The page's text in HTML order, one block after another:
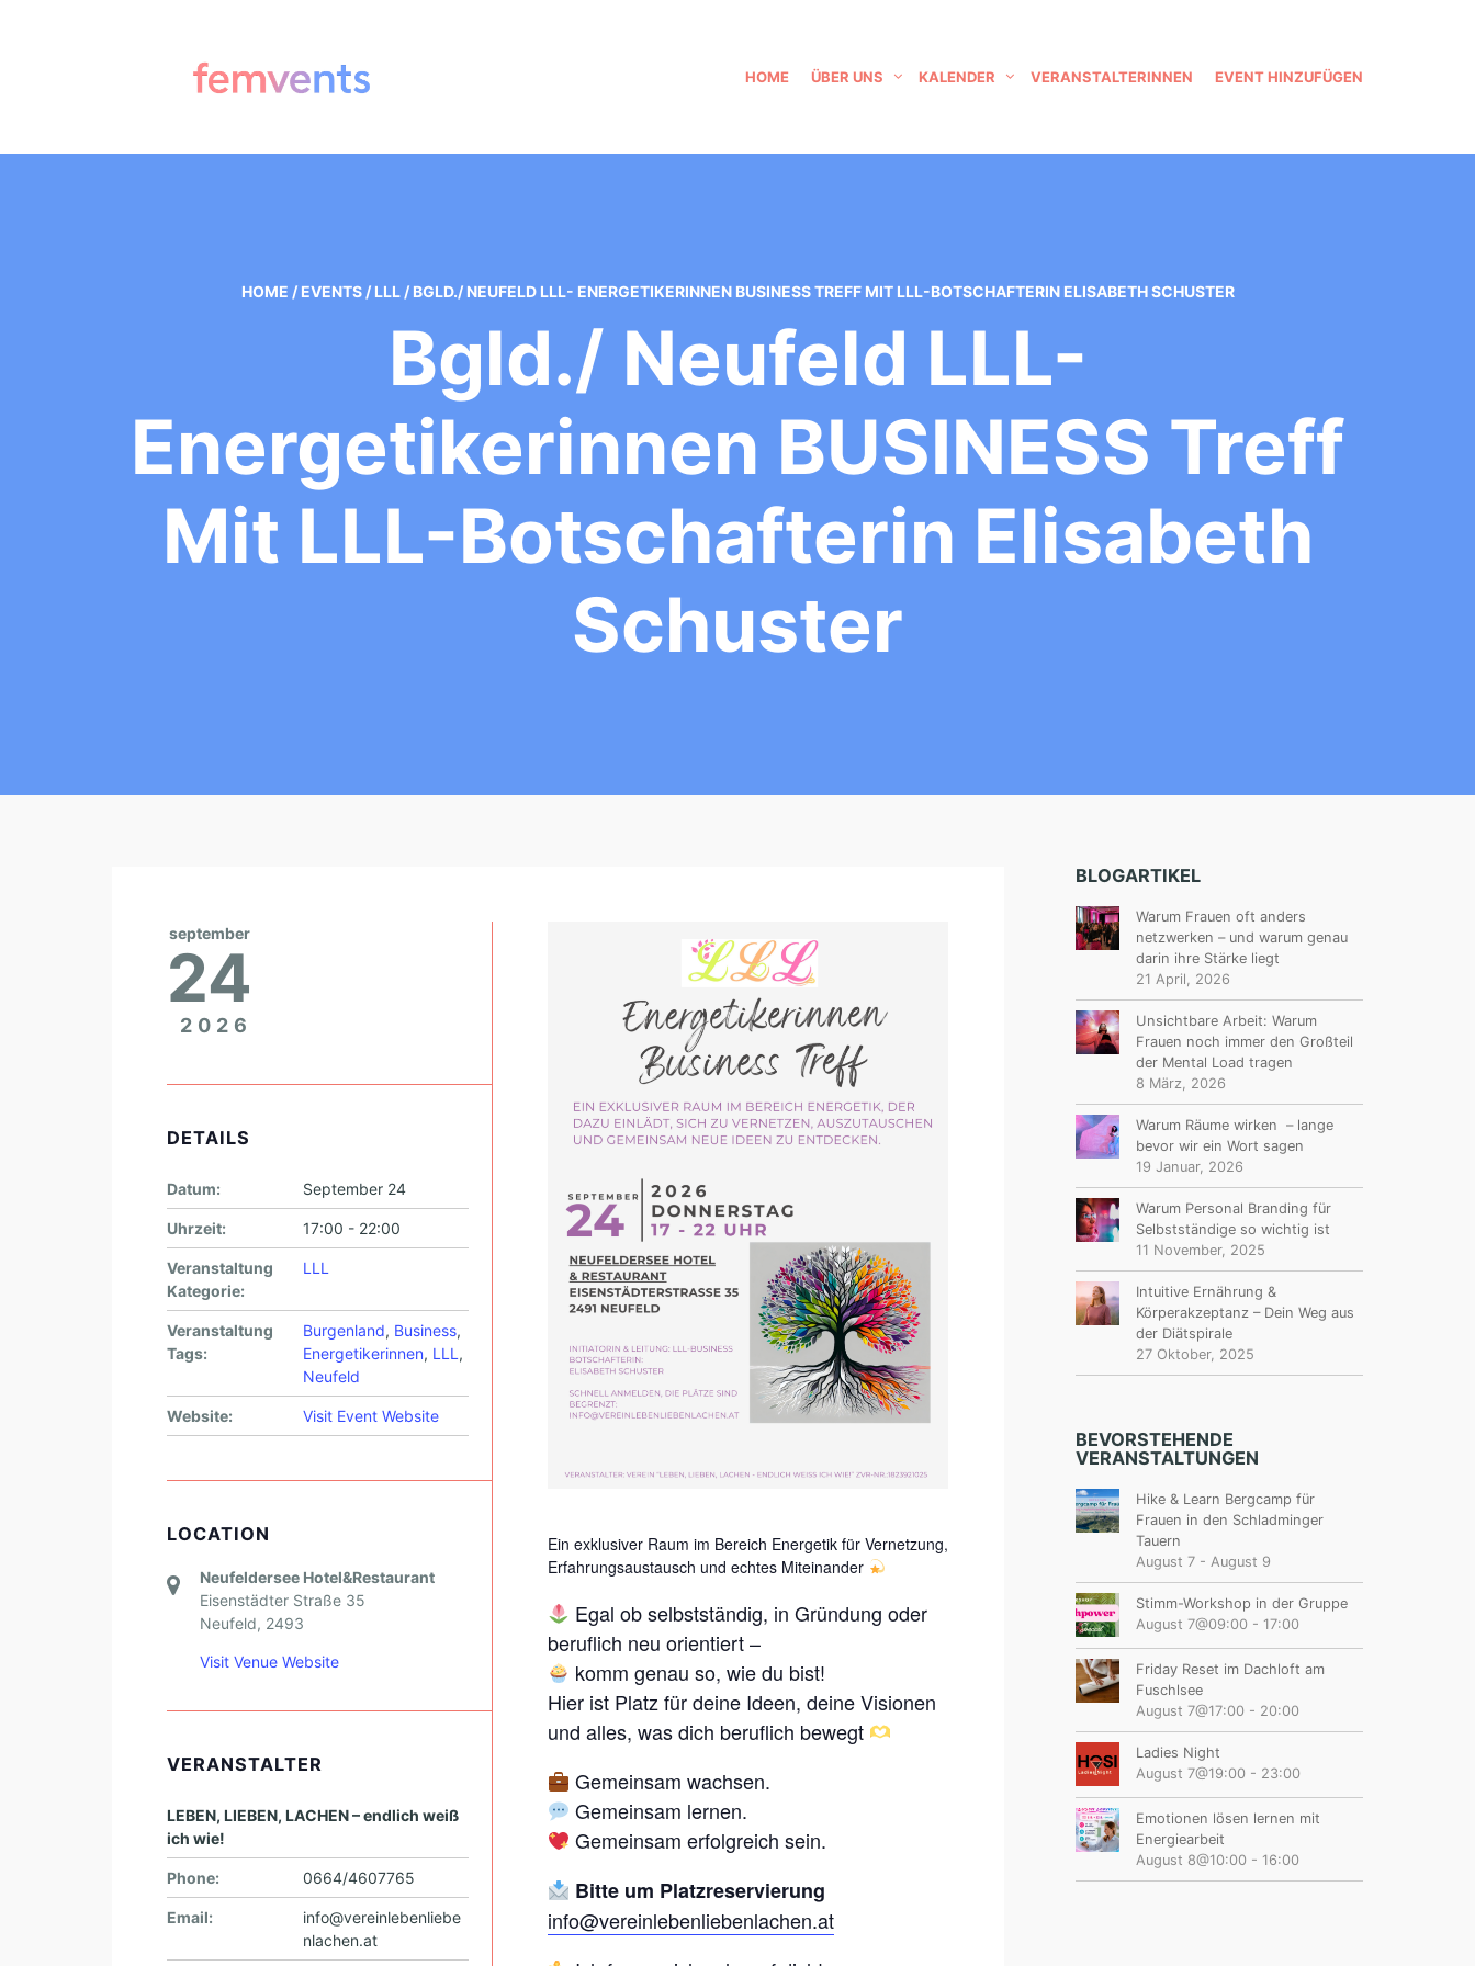
HOME ÜBER UNS KALENDER VERANSTALTERINNEN EVENT HINZUFÜGEN
HOME / EVENTS / LLL / BGLD./ NEUFELD LLL- ENERGETIKERINNEN BUSINESS TREFF MIT LLL-BOTSCHAFTERIN ELISABETH SCHUSTER
Bgld./ Neufeld LLL-
Energetikerinnen BUSINESS Treff
Mit LLL-Botschafterin Elisabeth
Schuster
U
N
E
R
G
E
T
I
E
R
I
N
N
E
Ein exklusiver Raum im Bereich Energetik für Vernetzung,
Erfahrungsaustausch und echtes Miteinander
Egal ob selbstständig, in Gründung oder
beruflich neu orientiert –
komm genau so, wie du bist!
Hier ist Platz für deine Ideen, deine Visionen
und alles, was dich beruflich bewegt
Gemeinsam wachsen.
Gemeinsam lernen.
Gemeinsam erfolgreich sein.
Bitte um Platzreservierung
info@vereinlebenliebenlachen.at
september
24
2026
DETAILS
Datum: September 24
Uhrzeit: 17:00 - 22:00
Veranstaltung
Kategorie:
LLL
Veranstaltung
Tags:
Burgenland, Business,
Energetikerinnen, LLL ,
Neufeld
Website: Visit Event Website
LOCATION
Neufeldersee Hotel&Restaurant
Eisenstädter Straße 35
Neufeld, 2493
Visit Venue Website
VERANSTALTER
LEBEN, LIEBEN, LACHEN – endlich weiß
ich wie!
Phone: 0664/4607765
Email:
info@vereinlebenliebe
nlachen.at
BLOGARTIKEL
Warum Frauen oft anders
netzwerken – und warum genau
darin ihre Stärke liegt
21 April, 2026
Unsichtbare Arbeit: Warum
Frauen noch immer den Großteil
der Mental Load tragen
8 März, 2026
Warum Räume wirken – lange
bevor wir ein Wort sagen
19 Januar, 2026
Warum Personal Branding für
Selbstständige so wichtig ist
11 November, 2025
Intuitive Ernährung &
Körperakzeptanz – Dein Weg aus
der Diätspirale
27 Oktober, 2025
BEVORSTEHENDE
VERANSTALTUNGEN
Hike & Learn Bergcamp für
Frauen in den Schladminger
Tauern
August 7- August 9
Stimm-Workshop in der Gruppe
August 7@09:00- 17:00
Friday Reset im Dachloft am
Fuschlsee
August 7@17:00- 20:00
Ladies Night
August 7@19:00- 23:00
Emotionen lösen lernen mit
Energiearbeit
August 8@10:00- 16:00